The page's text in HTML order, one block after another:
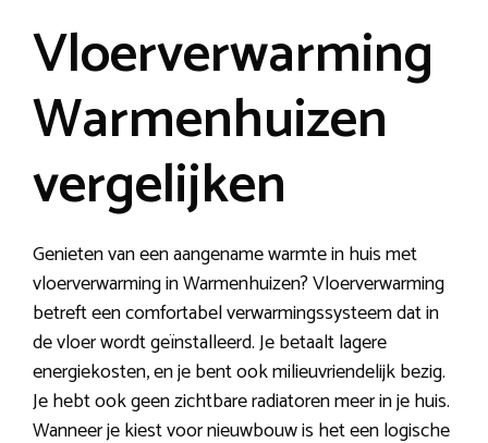
Vloerverwarming
Warmenhuizen
vergelijken
Genieten van een aangename warmte in huis met
vloerverwarming in Warmenhuizen? Vloerverwarming
betreft een comfortabel verwarmingssysteem dat in
de vloer wordt geïnstalleerd. Je betaalt lagere
energiekosten, en je bent ook milieuvriendelijk bezig.
Je hebt ook geen zichtbare radiatoren meer in je huis.
Wanneer je kiest voor nieuwbouw is het een logische